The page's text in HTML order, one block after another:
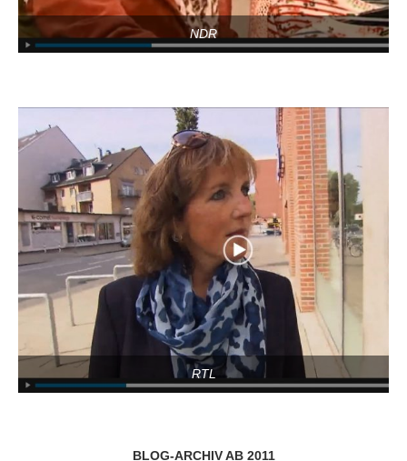
NDR
RTL
BLOG-ARCHIV AB 2011